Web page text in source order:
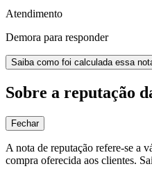
Atendimento
Demora para responder
Saiba como foi calculada essa
Sobre a reputação
Fechar
A nota de reputação refere-se a
compra oferecida aos clientes.